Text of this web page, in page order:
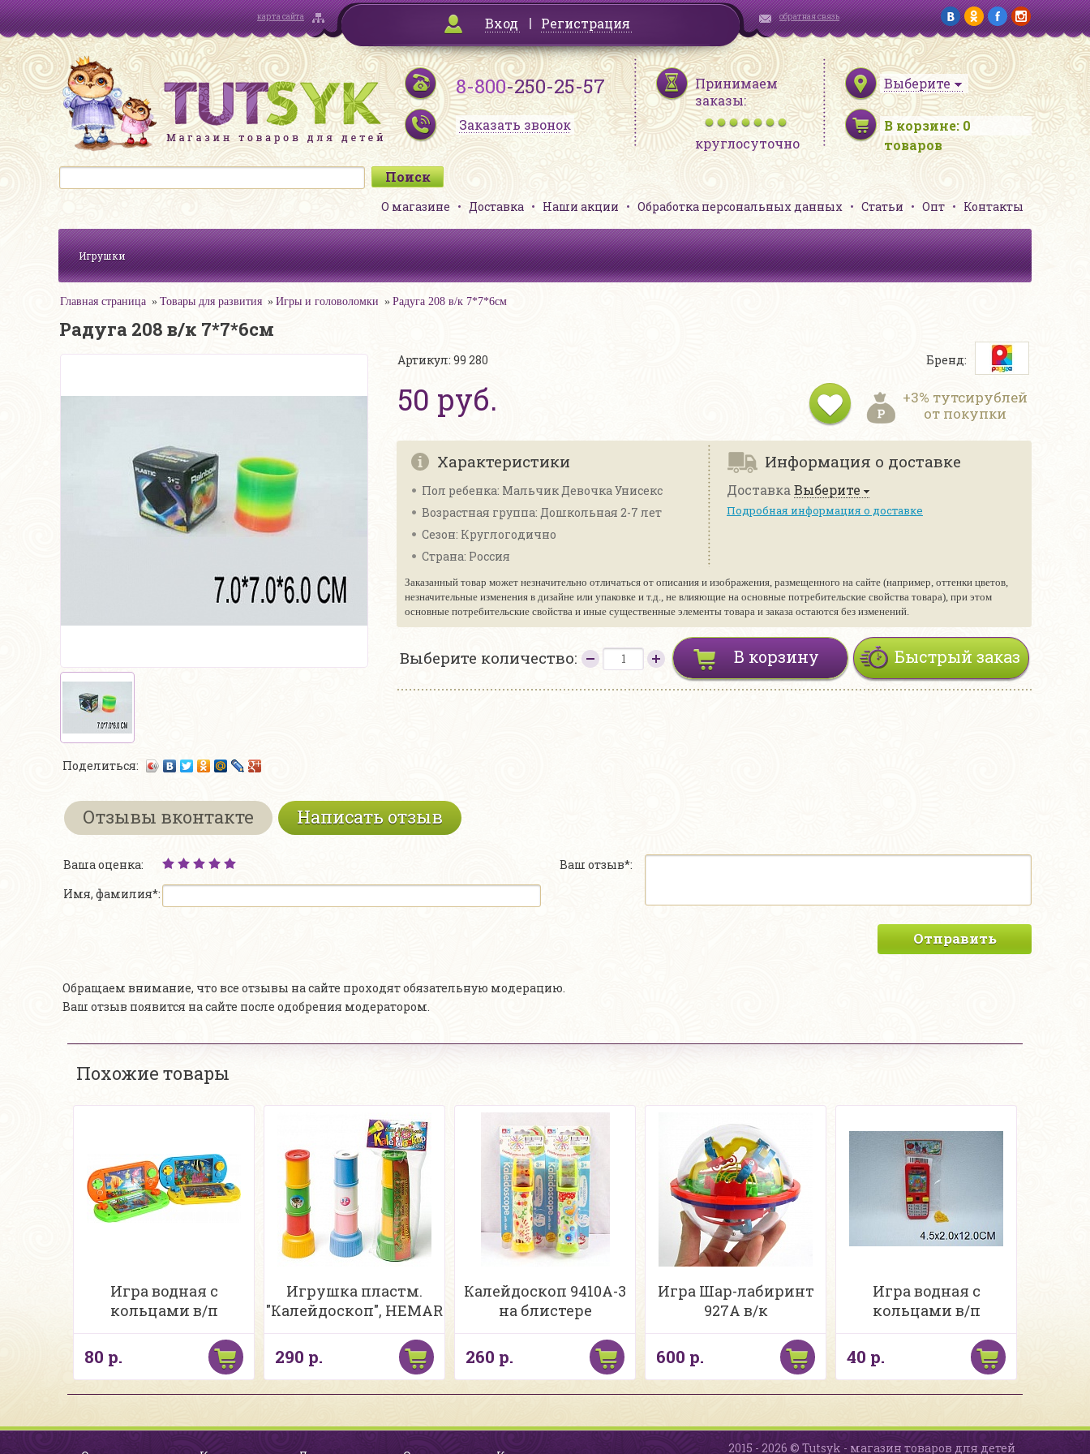
карта сайта Вход Регистрация обратная связь
8-800-250-25-57
Заказать звонок
Принимаем
заказы:
круглосуточно
Выберите
В корзине: 0
товаров
О магазине Доставка Наши акции Обработка персональных данных Статьи Опт Контакты
Игрушки
Главная страница Товары для развития Игры и головоломки Радуга 208 в/к 7*7*6см
Радуга 208 в/к 7*7*6см
Поделиться:
Артикул: 99 280
50 руб.
Бренд:
+3% тутсирублей
от покупки
Характеристики
Пол ребенка: Мальчик Девочка Унисекс
Возрастная группа: Дошкольная 2-7 лет
Сезон: Круглогодично
Страна: Россия
Информация о доставке
Доставка Выберите
Подробная информация о доставке
Заказанный товар может незначительно отличаться от описания и изображения, размещенного на сайте (например, оттенки цветов,
незначительные изменения в дизайне или упаковке и т.д., не влияющие на основные потребительские свойства товара), при этом
основные потребительские свойства и иные существенные элементы товара и заказа остаются без изменений.
Выберите количество: Быстрый заказ
В корзину
Отзывы вконтакте Написать отзыв
Ваша оценка:
Имя, фамилия*:
Ваш отзыв*:
Отправить
Обращаем внимание, что все отзывы на сайте проходят обязательную модерацию.
Ваш отзыв появится на сайте после одобрения модератором.
Похожие товары
Игра водная с
кольцами в/п
80 р.
Игрушка пластм.
"Калейдоскоп", HEMAR
290 р.
Калейдоскоп 9410A-3
на блистере
260 р.
Игра Шар-лабиринт
927A в/к
600 р.
Игра водная с
кольцами в/п
40 р.
2015 - 2026 © Tutsyk - магазин товаров для детей